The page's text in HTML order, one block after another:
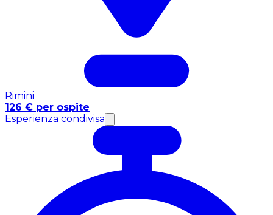
Rimini
126 € per ospite
Esperienza condivisa